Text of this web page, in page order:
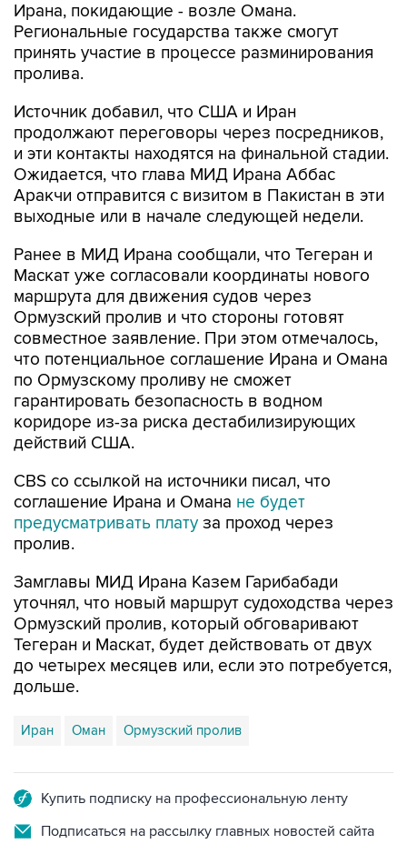
Ирана, покидающие - возле Омана.
Региональные государства также смогут
принять участие в процессе разминирования
пролива.
Источник добавил, что США и Иран
продолжают переговоры через посредников,
и эти контакты находятся на финальной стадии.
Ожидается, что глава МИД Ирана Аббас
Аракчи отправится с визитом в Пакистан в эти
выходные или в начале следующей недели.
Ранее в МИД Ирана сообщали, что Тегеран и
Маскат уже согласовали координаты нового
маршрута для движения судов через
Ормузский пролив и что стороны готовят
совместное заявление. При этом отмечалось,
что потенциальное соглашение Ирана и Омана
по Ормузскому проливу не сможет
гарантировать безопасность в водном
коридоре из-за риска дестабилизирующих
действий США.
CBS со ссылкой на источники писал, что
соглашение Ирана и Омана не будет
предусматривать плату за проход через
пролив.
Замглавы МИД Ирана Казем Гарибабади
уточнял, что новый маршрут судоходства через
Ормузский пролив, который обговаривают
Тегеран и Маскат, будет действовать от двух
до четырех месяцев или, если это потребуется,
дольше.
Иран Оман Ормузский пролив
Купить подписку на профессиональную ленту
Подписаться на рассылку главных новостей сайта